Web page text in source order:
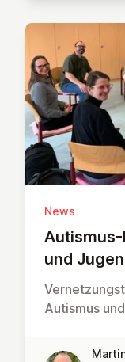
News
und
Autismus